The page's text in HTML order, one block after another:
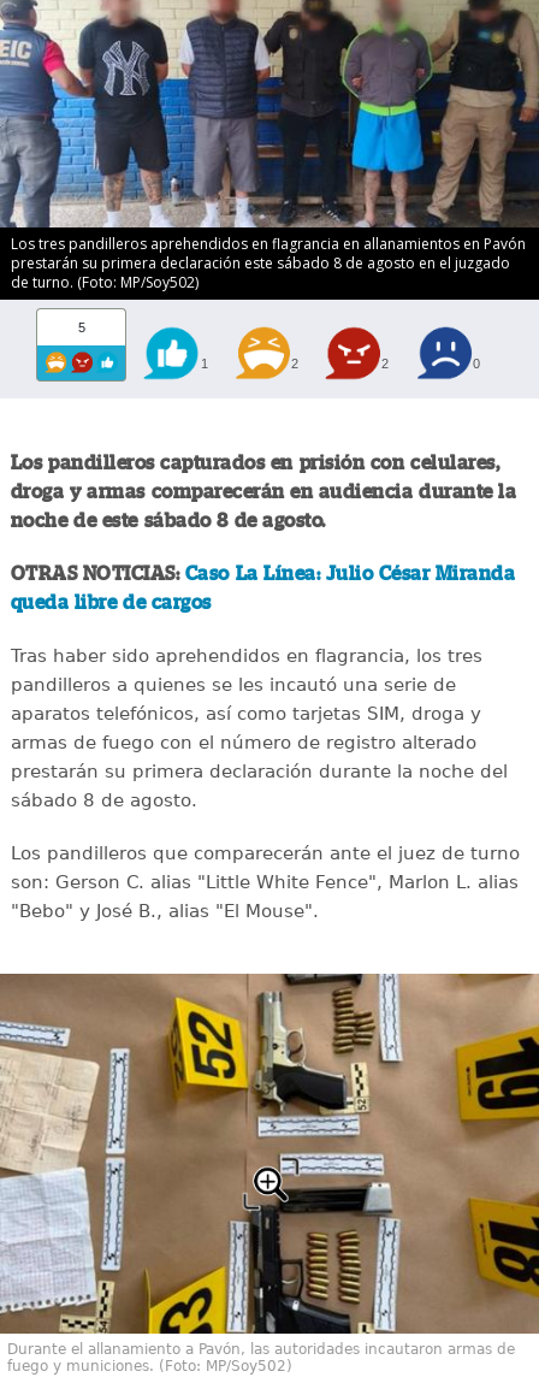
Los tres pandilleros aprehendidos en flagrancia en allanamientos en Pavón
prestarán su primera declaración este sábado 8 de agosto en el juzgado
de turno. (Foto: MP/Soy502)
5
1 2 2 0
Los pandilleros capturados en prisión con celulares,
droga y armas comparecerán en audiencia durante la
noche de este sábado 8 de agosto.
OTRAS NOTICIAS: Caso La Línea: Julio César Miranda
queda libre de cargos
Tras haber sido aprehendidos en flagrancia, los tres
pandilleros a quienes se les incautó una serie de
aparatos telefónicos, así como tarjetas SIM, droga y
armas de fuego con el número de registro alterado
prestarán su primera declaración durante la noche del
sábado 8 de agosto.
Los pandilleros que comparecerán ante el juez de turno
son: Gerson C. alias "Little White Fence", Marlon L. alias
"Bebo" y José B., alias "El Mouse".
Durante el allanamiento a Pavón, las autoridades incautaron armas de
fuego y municiones. (Foto: MP/Soy502)